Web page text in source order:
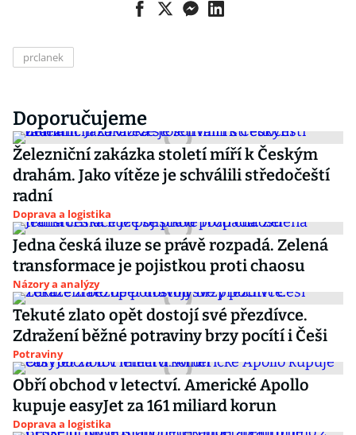
prclanek
Doporučujeme
Železniční zakázka století míří k Českým
drahám. Jako vítěze je schválili středočeští
radní
Doprava a logistika
Jedna česká iluze se právě rozpadá. Zelená
transformace je pojistkou proti chaosu
Názory a analýzy
Tekuté zlato opět dostojí své přezdívce.
Zdražení běžné potraviny brzy pocítí i Češi
Potraviny
Obří obchod v letectví. Americké Apollo
kupuje easyJet za 161 miliard korun
Doprava a logistika